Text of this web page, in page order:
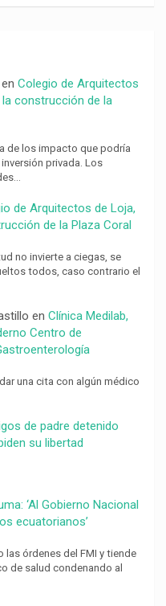
Colegio de Arquitectos
construcción de la
de los impacto que podría
privada. Los
de Arquitectos de Loja,
de la Plaza Coral
no invierte a ciegas, se
todos, caso contrario el
en Clínica Medilab,
Centro de
una cita con algún médico
de padre detenido
su libertad
‘Al Gobierno Nacional
ecuatorianos’
órdenes del FMI y tiende
de salud condenando al